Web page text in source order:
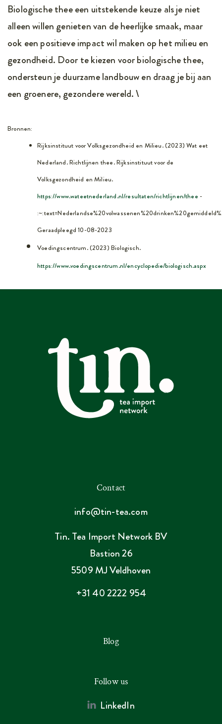
Biologische thee een uitstekende keuze als je niet
alleen willen genieten van de heerlijke smaak, maar
ook een positieve impact wil maken op het milieu en
gezondheid. Door te kiezen voor biologische thee,
ondersteun je duurzame landbouw en draag je bij aan
een groenere, gezondere wereld. \
Bronnen:
Rijksinstituut voor Volksgezondheid en Milieu. (2023) Wat eet
Nederland. Richtlijnen thee. Rijksinstituut voor de
Volksgezondheid en Milieu.
https://www.wateetnederland.nl/resultaten/richtlijnen/thee -
Geraadpleegd 10-08-2023
Voedingscentrum. (2023) Biologisch.
https://www.voedingscentrum.nl/encyclopedie/biologisch.aspx
Contact
info@tin-tea.com
Tin. Tea Import Network BV
Bastion 26
5509 MJ Veldhoven
+31 40 2222 954
Blog
Follow us
LinkedIn